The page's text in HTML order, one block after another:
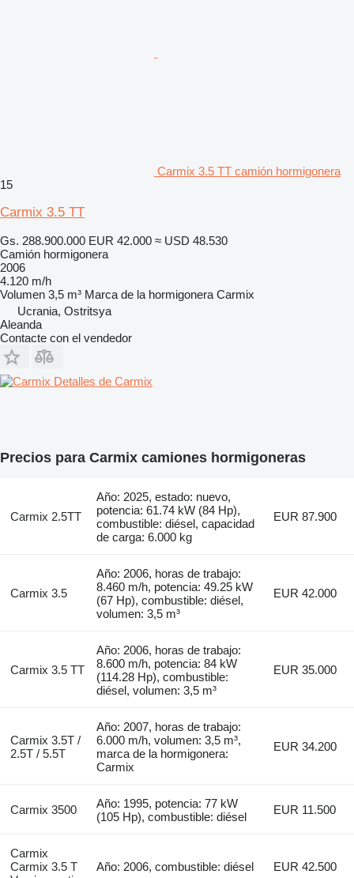
Carmix 3.5 TT camión hormigonera
15
Carmix 3.5 TT
Gs. 288.900.000 EUR 42.000 ≈ USD 48.530
Camión hormigonera
2006
4.120 m/h
Volumen 3,5 m³ Marca de la hormigonera Carmix
Ucrania, Ostritsya
Aleanda
Contacte con el vendedor
Detalles de Carmix
Precios para Carmix camiones hormigoneras
Carmix 2.5TT
Año: 2025, estado: nuevo,
potencia: 61.74 kW (84 Hp),
combustible: diésel, capacidad
de carga: 6.000 kg
EUR 87.900
Carmix 3.5
Año: 2006, horas de trabajo:
8.460 m/h, potencia: 49.25 kW
(67 Hp), combustible: diésel,
volumen: 3,5 m³
EUR 42.000
Carmix 3.5 TT
Año: 2006, horas de trabajo:
8.600 m/h, potencia: 84 kW
(114.28 Hp), combustible:
diésel, volumen: 3,5 m³
EUR 35.000
Carmix 3.5T /
2.5T / 5.5T
Año: 2007, horas de trabajo:
6.000 m/h, volumen: 3,5 m³,
marca de la hormigonera:
Carmix
EUR 34.200
Carmix 3500
Año: 1995, potencia: 77 kW
(105 Hp), combustible: diésel
EUR 11.500
Carmix
Carmix 3.5 T
Año: 2006, combustible: diésel EUR 42.500